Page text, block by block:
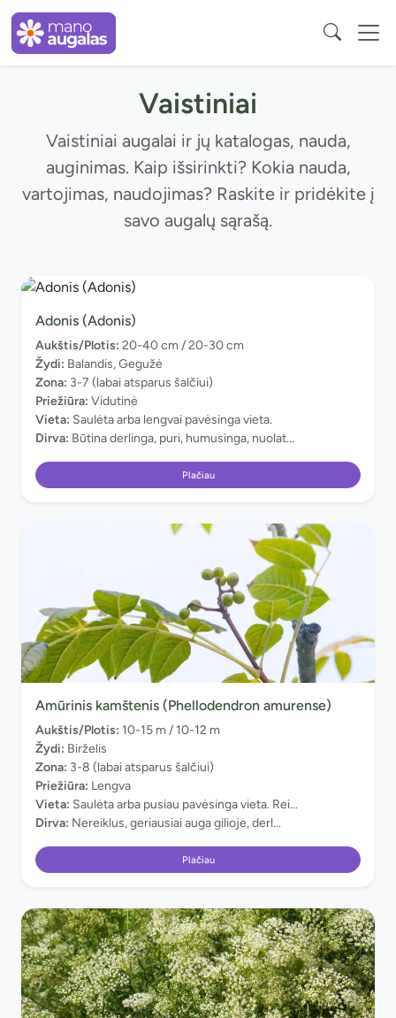
Vaistiniai
Vaistiniai augalai ir jų katalogas, nauda,
auginimas. Kaip išsirinkti? Kokia nauda,
vartojimas, naudojimas? Raskite ir pridėkite į
savo augalų sąrašą.
Adonis (Adonis)
Aukštis/Plotis: 20-40 cm / 20-30 cm
Žydi: Balandis, Gegužė
Zona: 3-7 (labai atsparus šalčiui)
Priežiūra: Vidutinė
Vieta: Saulėta arba lengvai pavėsinga vieta.
Dirva: Būtina derlinga, puri, humusinga, nuolat...
Plačiau
Amūrinis kamštenis (Phellodendron amurense)
Aukštis/Plotis: 10-15 m / 10-12 m
Žydi: Birželis
Zona: 3-8 (labai atsparus šalčiui)
Priežiūra: Lengva
Vieta: Saulėta arba pusiau pavėsinga vieta. Rei...
Dirva: Nereiklus, geriausiai auga gilioje, derl...
Plačiau